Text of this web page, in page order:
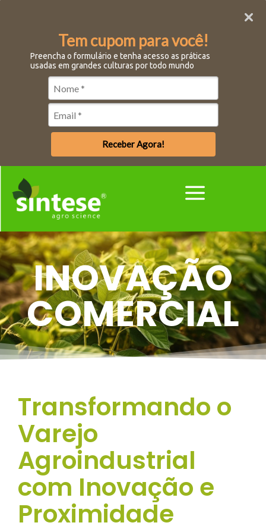
Tem cupom para você!
Preencha o formulário e tenha acesso as práticas
usadas em grandes culturas por todo mundo
Receber Agora!
INOVAÇÃO
COMERCIAL
Transformando o
Varejo
Agroindustrial
com Inovação e
Proximidade